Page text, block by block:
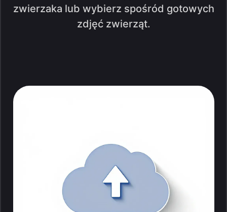
zwierzaka lub wybierz spośród gotowych
zdjęć zwierząt.